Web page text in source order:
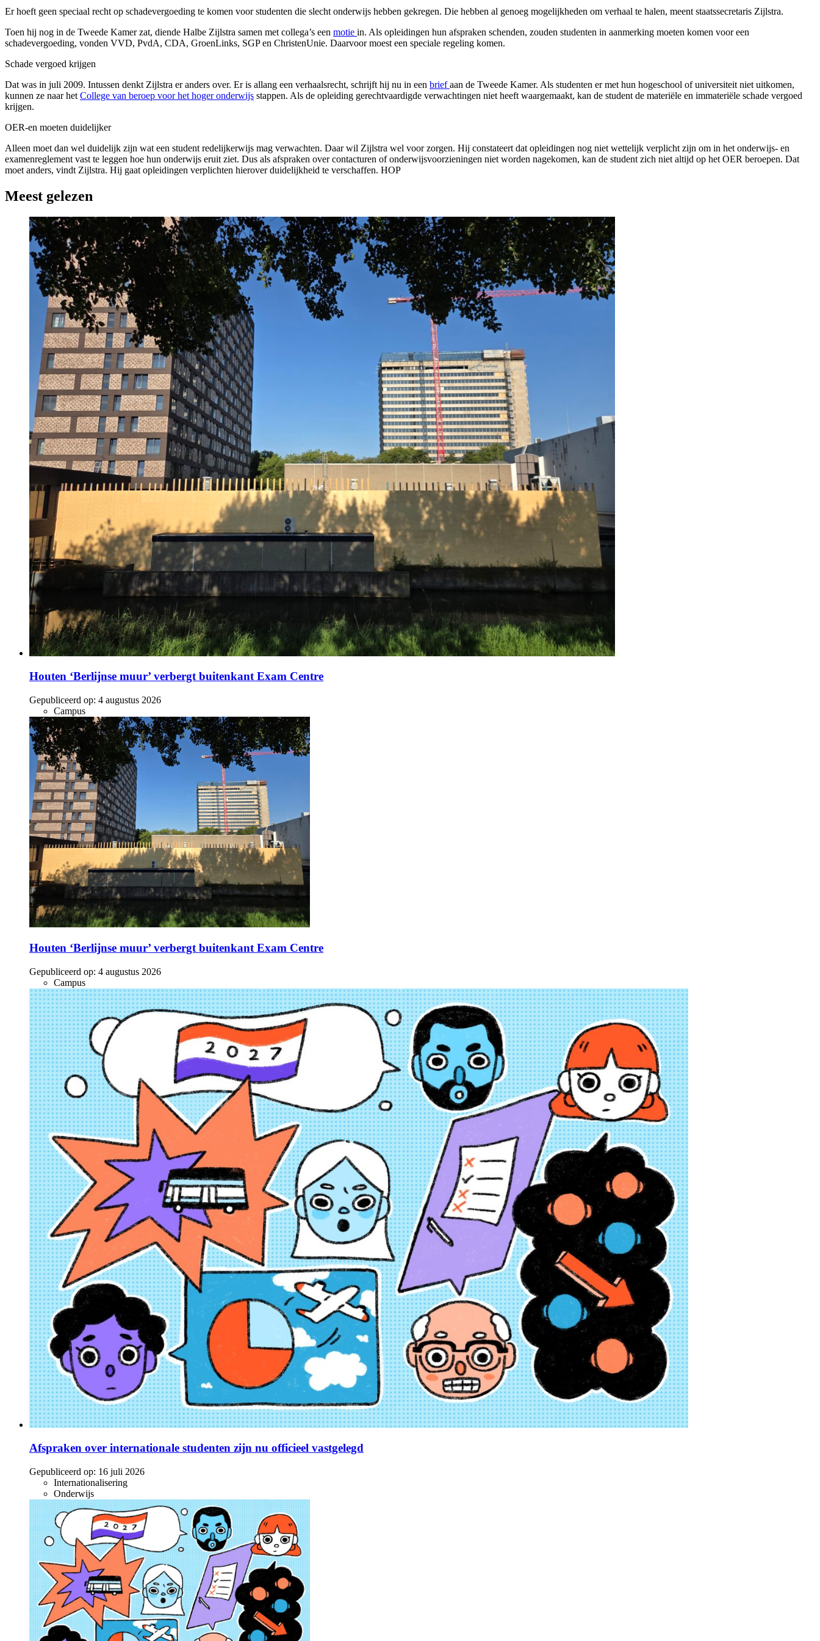
Er hoeft geen speciaal recht op schadevergoeding te komen voor studenten die slecht onderwijs hebben gekregen. Die hebben al genoeg mogelijkheden om verhaal te halen, meent staatssecretaris Zijlstra.
Toen hij nog in de Tweede Kamer zat, diende Halbe Zijlstra samen met collega’s een motie in. Als opleidingen hun afspraken schenden, zouden studenten in aanmerking moeten komen voor een
schadevergoeding, vonden VVD, PvdA, CDA, GroenLinks, SGP en ChristenUnie. Daarvoor moest een speciale regeling komen.
Schade vergoed krijgen
Dat was in juli 2009. Intussen denkt Zijlstra er anders over. Er is allang een verhaalsrecht, schrijft hij nu in een briefaan de Tweede Kamer. Als studenten er met hun hogeschool of universiteit niet uitkomen,
kunnen ze naar het College van beroep voor het hoger onderwijs stappen. Als de opleiding gerechtvaardigde verwachtingen niet heeft waargemaakt, kan de student de materiële en immateriële schade vergoed
krijgen.
OER-en moeten duidelijker
Alleen moet dan wel duidelijk zijn wat een student redelijkerwijs mag verwachten. Daar wil Zijlstra wel voor zorgen. Hij constateert dat opleidingen nog niet wettelijk verplicht zijn om in het onderwijs- en
examenreglement vast te leggen hoe hun onderwijs eruit ziet. Dus als afspraken over contacturen of onderwijsvoorzieningen niet worden nagekomen, kan de student zich niet altijd op het OER beroepen. Dat
moet anders, vindt Zijlstra. Hij gaat opleidingen verplichten hierover duidelijkheid te verschaffen. HOP
Meest gelezen
Houten ‘Berlijnse muur’ verbergt buitenkant Exam Centre
Gepubliceerd op: 4 augustus 2026
Campus
Houten ‘Berlijnse muur’ verbergt buitenkant Exam Centre
Gepubliceerd op: 4 augustus 2026
Campus
Afspraken over internationale studenten zijn nu officieel vastgelegd
Gepubliceerd op: 16 juli 2026
Internationalisering
Onderwijs